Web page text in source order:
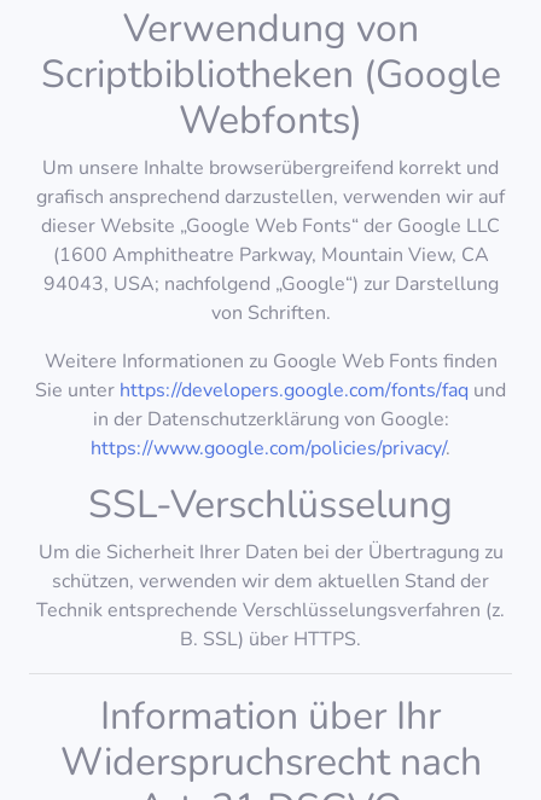
Verwendung von
Scriptbibliotheken (Google
Webfonts)
Um unsere Inhalte browserübergreifend korrekt und
grafisch ansprechend darzustellen, verwenden wir auf
dieser Website „Google Web Fonts“ der Google LLC
(1600 Amphitheatre Parkway, Mountain View, CA
94043, USA; nachfolgend „Google“) zur Darstellung
von Schriften.
Weitere Informationen zu Google Web Fonts finden
Sie unter https://developers.google.com/fonts/faq und
in der Datenschutzerklärung von Google:
https://www.google.com/policies/privacy/.
SSL-Verschlüsselung
Um die Sicherheit Ihrer Daten bei der Übertragung zu
schützen, verwenden wir dem aktuellen Stand der
Technik entsprechende Verschlüsselungsverfahren (z.
B. SSL) über HTTPS.
Information über Ihr
Widerspruchsrecht nach